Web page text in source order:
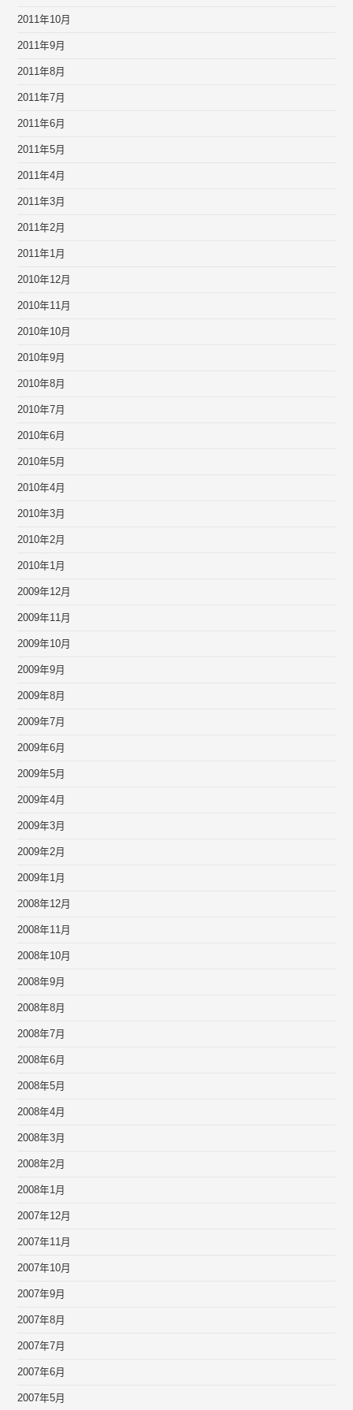
2011年10月
2011年9月
2011年8月
2011年7月
2011年6月
2011年5月
2011年4月
2011年3月
2011年2月
2011年1月
2010年12月
2010年11月
2010年10月
2010年9月
2010年8月
2010年7月
2010年6月
2010年5月
2010年4月
2010年3月
2010年2月
2010年1月
2009年12月
2009年11月
2009年10月
2009年9月
2009年8月
2009年7月
2009年6月
2009年5月
2009年4月
2009年3月
2009年2月
2009年1月
2008年12月
2008年11月
2008年10月
2008年9月
2008年8月
2008年7月
2008年6月
2008年5月
2008年4月
2008年3月
2008年2月
2008年1月
2007年12月
2007年11月
2007年10月
2007年9月
2007年8月
2007年7月
2007年6月
2007年5月